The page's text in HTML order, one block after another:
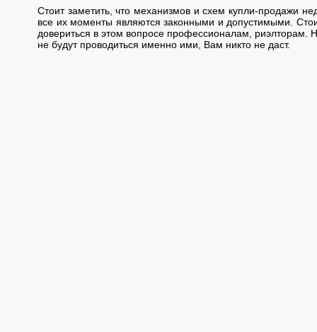
Стоит заметить, что механизмов и схем купли-продажи
все их моменты являются законными и допустимыми.
довериться в этом вопросе профессионалам, риэлторам.
не будут проводиться именно ими, Вам никто не даст.